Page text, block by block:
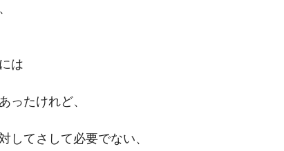
は
ったけれど、
してさして必要でない、